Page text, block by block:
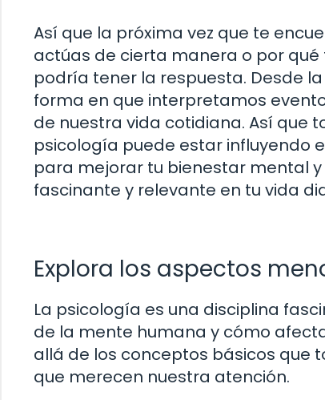
Así que la próxima vez que te
actúas de cierta manera o por
podría tener la respuesta. Desde
forma en que interpretamos
de nuestra vida cotidiana. Así que
psicología puede estar influyendo
para mejorar tu bienestar mental
fascinante y relevante en tu vida
Explora los aspectos
La psicología es una disciplina
de la mente humana y cómo
allá de los conceptos básicos que
que merecen nuestra atención.